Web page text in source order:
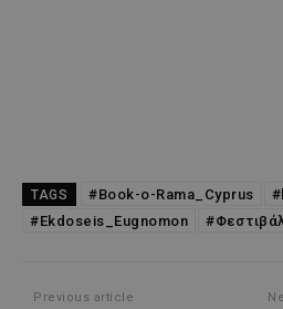
TAGS #Book-o-Rama_Cyprus
#Ekdoseis_Eugnomon
Previous article